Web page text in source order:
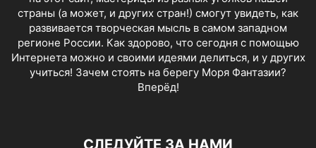
страны (а может, и других стран!) смогут увидеть, как
развивается творческая мысль в самом западном
регионе России. Как здорово, что сегодня с помощью
Интернета можно и своими идеями делиться, и у других
учиться! Зачем стоять на берегу Моря Фантазии?
Вперёд!
СЛЕДУЙТЕ ЗА НАМИ